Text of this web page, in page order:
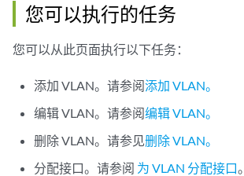
您可以执行的任务
您可以从此页面执行以下任务：
添加 VLAN。请参阅添加 VLAN。
编辑 VLAN。请参阅编辑 VLAN。
删除 VLAN。请参见删除 VLAN。
分配接口。请参阅 为 VLAN 分配接口。